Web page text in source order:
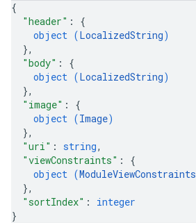
{
"header" : {
object (LocalizedString)
},
"body" : {
object (LocalizedString)
},
"image" : {
object (Image)
},
"uri" : string,
"viewConstraints" : {
object (ModuleViewConstraints
},
"sortIndex" : integer
}